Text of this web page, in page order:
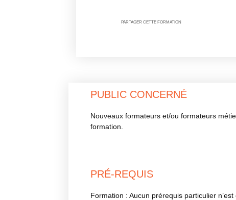
PARTAGER CETTE FORMATION
PUBLIC CONCERNÉ
Nouveaux formateurs et/ou formateurs
formation.
PRÉ-REQUIS
Formation : Aucun prérequis particulier n’est